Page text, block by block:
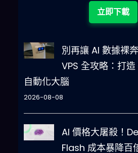
立即下載
別再讓 AI 數據裸
VPS 全攻略：打
自動化大腦
2026-08-08
AI 價格大屠殺！
Flash 成本暴降百